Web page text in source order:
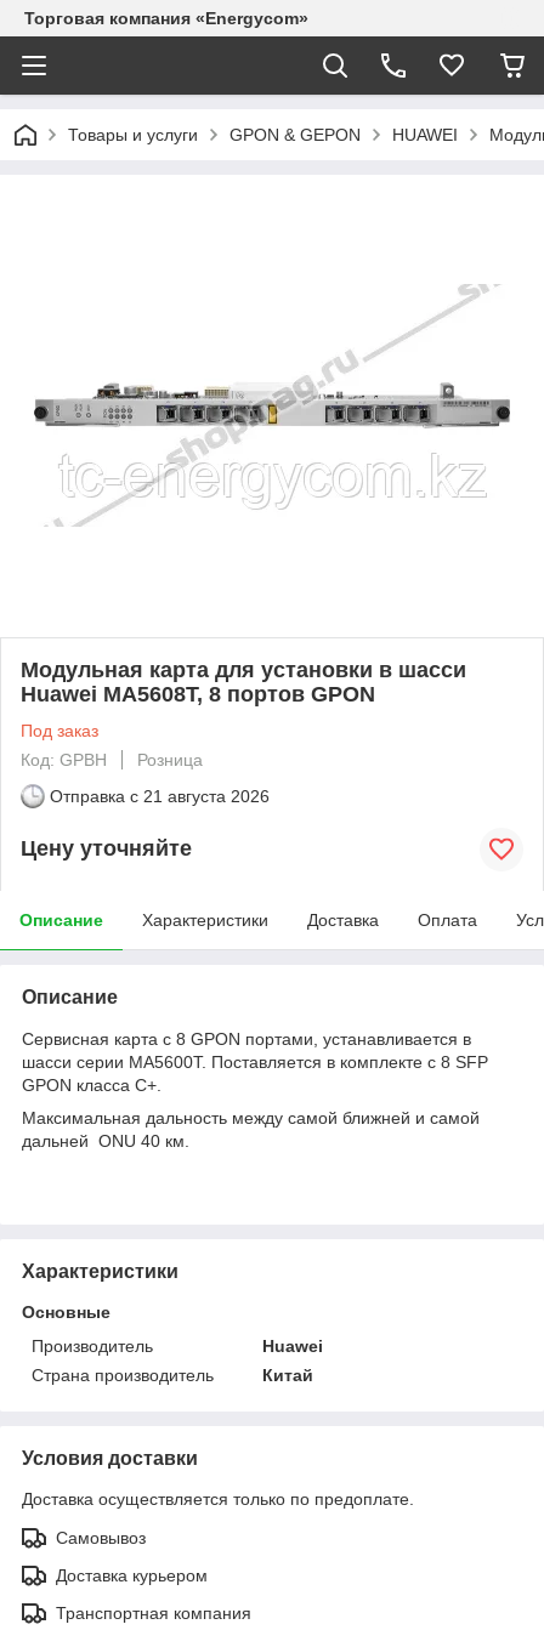
Торговая компания «Energycom»
Товары и услуги GPON & GEPON HUAWEI
Модульная карта для установки в шасси
Huawei MA5608T, 8 портов GPON
Под заказ
Код: GPBH
Розница
Отправка с 21 августа 2026
Цену уточняйте
Описание Характеристики Доставка Оплата
Описание
Сервисная карта c 8 GPON портами, устанавливается в
шасси серии MA5600T. Поставляется в комплекте с 8 SFP
GPON класса C+.
Максимальная дальность между самой ближней и самой
дальней ONU 40 км.
Характеристики
Основные
Производитель
Huawei
Страна производитель
Китай
Условия доставки
Доставка осуществляется только по предоплате.
Самовывоз
Доставка курьером
Транспортная компания